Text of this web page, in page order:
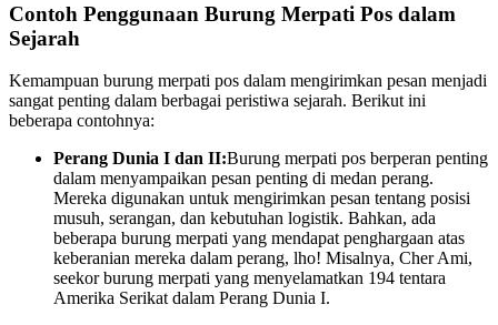
Contoh Penggunaan Burung Merpati Pos dalam
Sejarah
Kemampuan burung merpati pos dalam mengirimkan pesan menjadi
sangat penting dalam berbagai peristiwa sejarah. Berikut ini
beberapa contohnya:
Perang Dunia I dan II:Burung merpati pos berperan penting
dalam menyampaikan pesan penting di medan perang.
Mereka digunakan untuk mengirimkan pesan tentang posisi
musuh, serangan, dan kebutuhan logistik. Bahkan, ada
beberapa burung merpati yang mendapat penghargaan atas
keberanian mereka dalam perang, lho! Misalnya, Cher Ami,
seekor burung merpati yang menyelamatkan 194 tentara
Amerika Serikat dalam Perang Dunia I.